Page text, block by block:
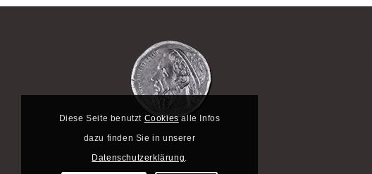
Diese Seite benutzt Cookiesalle Infos
dazu finden Sie in unserer
Datenschutzerklärung